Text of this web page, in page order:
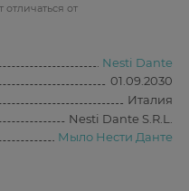
от
Nesti Dante
01.09.2030
Италия
Nesti Dante S.R.L.
Мыло Нести Данте